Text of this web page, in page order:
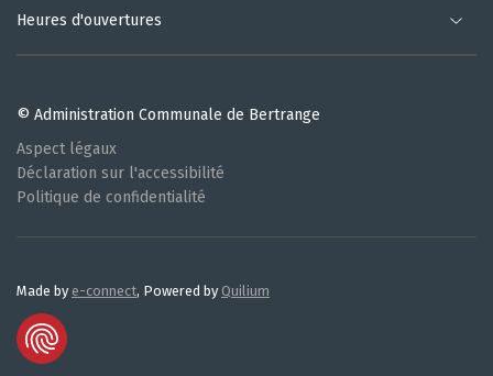
Heures d'ouvertures
© Administration Communale de Bertrange
Aspect légaux
Déclaration sur l'accessibilité
Politique de confidentialité
Made by e-connect, Powered by Quilium